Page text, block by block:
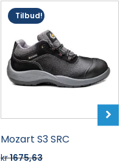
Tilbud!
Mozart S3 SRC
kr1675,63
Dette
produktet
flere
varianter.
Alternativene
produktsiden